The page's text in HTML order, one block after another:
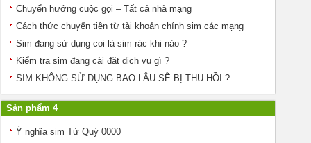
Chuyển hướng cuộc gọi – Tất cả nhà mạng
Cách thức chuyển tiền từ tài khoản chính sim các mạng
Sim đang sử dụng coi là sim rác khi nào ?
Kiểm tra sim đang cài đặt dịch vụ gì ?
SIM KHÔNG SỬ DỤNG BAO LÂU SẼ BỊ THU HỒI ?
Sản phẩm 4
Ý nghĩa sim Tứ Quý 0000